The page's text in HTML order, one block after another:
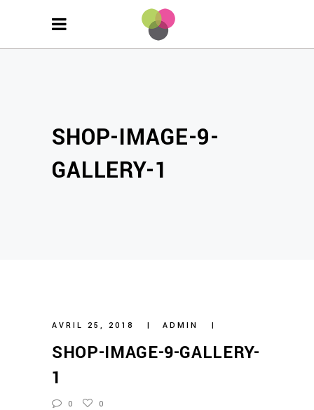
SHOP-IMAGE-9-
GALLERY-1
AVRIL 25, 2018 ADMIN
SHOP-IMAGE-9-GALLERY-
1
0 0